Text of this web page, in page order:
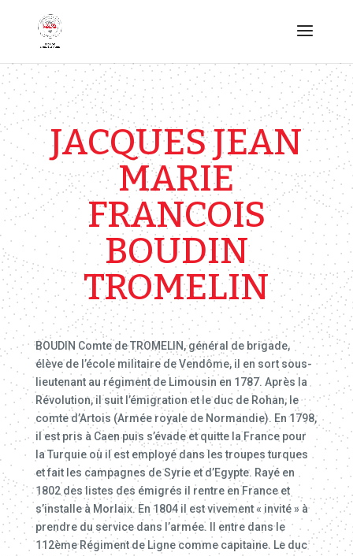
JACQUES JEAN
MARIE
FRANCOIS
BOUDIN
TROMELIN
BOUDIN Comte de TROMELIN, général de brigade,
élève de l’école militaire de Vendôme, il en sort sous-
lieutenant au régiment de Limousin en 1787. Après la
Révolution, il suit l’émigration et le duc de Rohan, le
comte d’Artois (Armée royale de Normandie). En 1798,
il est pris à Caen puis s’évade et quitte la France pour
la Turquie où il est employé dans les troupes turques
et fait les campagnes de Syrie et d’Egypte. Rayé en
1802 des listes des émigrés il rentre en France et
s’installe à Morlaix. En 1804 il est vivement « invité » à
prendre du service dans l’armée. Il entre dans le
112ème Régiment de Ligne comme capitaine. Le duc